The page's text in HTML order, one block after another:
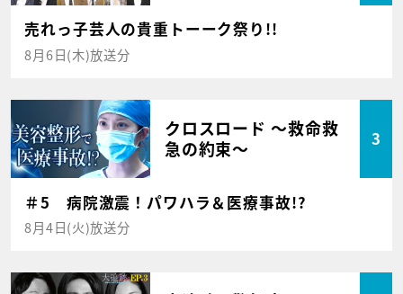
売れっ子芸人の貴重トーーク祭り!!
8月6日(木)放送分
クロスロード ～救命救
急の約束～
3
＃5 病院激震！パワハラ＆医療事故!?
8月4日(火)放送分